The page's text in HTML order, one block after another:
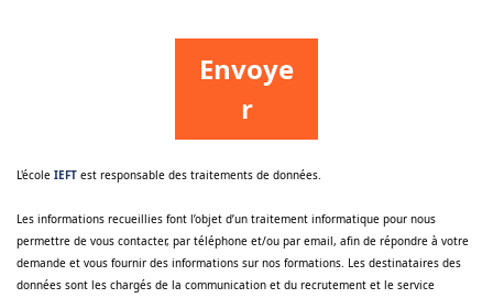
Envoye
r
L'école IEFT est responsable des traitements de données.
Les informations recueillies font l’objet d’un traitement informatique pour nous
permettre de vous contacter, par téléphone et/ou par email, afin de répondre à votre
demande et vous fournir des informations sur nos formations. Les destinataires des
données sont les chargés de la communication et du recrutement et le service